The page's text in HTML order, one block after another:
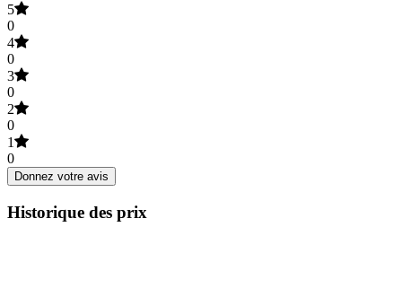
5
0
4
0
3
0
2
0
1
0
Donnez votre avis
Historique des prix